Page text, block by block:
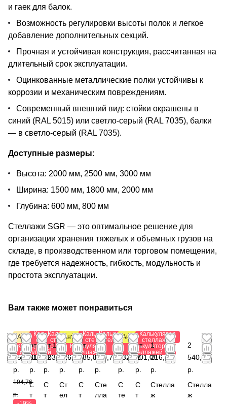
и гаек для балок.
Возможность регулировки высоты полок и легкое
добавление дополнительных секций.
Прочная и устойчивая конструкция, рассчитанная на
длительный срок эксплуатации.
Оцинкованные металлические полки устойчивы к
коррозии и механическим повреждениям.
Современный внешний вид: стойки окрашены в
синий (RAL 5015) или светло-серый (RAL 7035), балки
— в светло-серый (RAL 7035).
Доступные размеры:
Высота: 2000 мм, 2500 мм, 3000 мм
Ширина: 1500 мм, 1800 мм, 2000 мм
Глубина: 600 мм, 800 мм
Стеллажи SGR — это оптимальное решение для
организации хранения тяжелых и объемных грузов на
складе, в производственном или торговом помещении,
где требуется надежность, гибкость, модульность и
простота эксплуатации.
Вам также может понравиться
Акция
Калькулятор
стеллажей
от
157,80
р.
194,76
р.
Калькулятор
стеллажей
от
311,22
р.
С
т
Калькулятор
стеллажей
от 1
203,84
р.
С
т
Антистатический
Калькулятор
стеллажей
от
526,20
р.
Ст
ел
Калькулятор
стеллажей
от
285,84
р.
С
т
Калькулятор
стеллажей
от
809,76
р.
Сте
лла
Антистатический
Калькулятор
стеллажей
от 1
032,72
р.
С
те
Калькулятор
стеллажей
от
901,08
р.
С
т
1
216,56
р.
Стелла
ж
2
540,04
р.
Стелла
ж